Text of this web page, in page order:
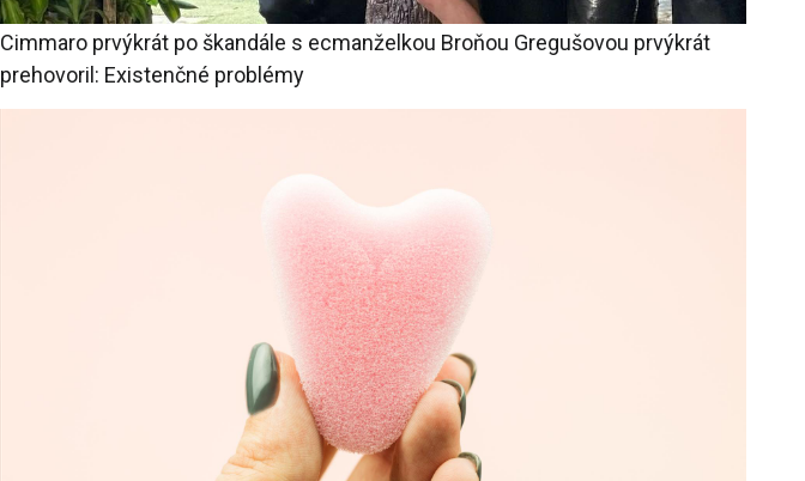
Cimmaro prvýkrát po škandále s ecmanželkou Broňou Gregušovou prvýkrát
prehovoril: Existenčné problémy